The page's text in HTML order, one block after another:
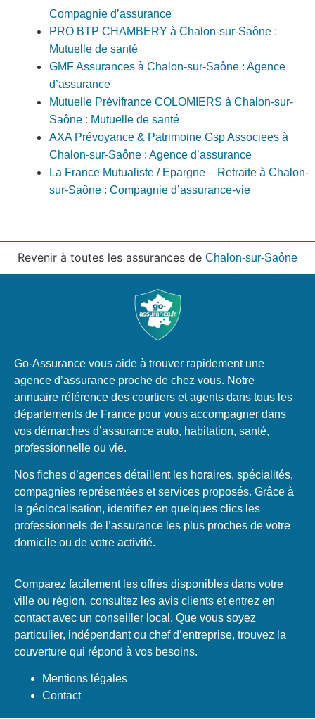
Compagnie d’assurance
PRO BTP CHAMBERY à Chalon-sur-Saône :
Mutuelle de santé
GMF Assurances à Chalon-sur-Saône : Agence
d’assurance
Mutuelle Prévifrance COLOMIERS à Chalon-sur-
Saône : Mutuelle de santé
AXA Prévoyance & Patrimoine Gsp Associees à
Chalon-sur-Saône : Agence d’assurance
La France Mutualiste / Epargne – Retraite à Chalon-
sur-Saône : Compagnie d’assurance-vie
Revenir à toutes les assurances de Chalon-sur-Saône
Go-Assurance vous aide à trouver rapidement une
agence d’assurance proche de chez vous. Notre
annuaire référence des courtiers et agents dans tous les
départements de France pour vous accompagner dans
vos démarches d’assurance auto, habitation, santé,
professionnelle ou vie.
Nos fiches d’agences détaillent les horaires, spécialités,
compagnies représentées et services proposés. Grâce à
la géolocalisation, identifiez en quelques clics les
professionnels de l’assurance les plus proches de votre
domicile ou de votre activité.
Comparez facilement les offres disponibles dans votre
ville ou région, consultez les avis clients et entrez en
contact avec un conseiller local. Que vous soyez
particulier, indépendant ou chef d’entreprise, trouvez la
couverture qui répond à vos besoins.
Mentions légales
Contact